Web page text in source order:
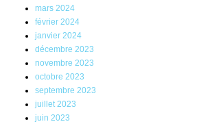
mars 2024
février 2024
janvier 2024
décembre 2023
novembre 2023
octobre 2023
septembre 2023
juillet 2023
juin 2023